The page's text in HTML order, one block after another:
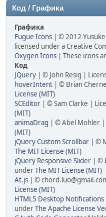
Код / Графика
Графика
Fugue Icons | © 2012
licensed under a Creative
Oxygen Icons | These icons
Код
JQuery | © John Resig |
hoverIntent | © Brian
License (MIT)
SCEditor | © Sam Clarke |
(MIT)
animaDrag | © Abel Mohler |
(MIT)
jQuery Custom Scrollbar | ©
The MIT License (MIT)
jQuery Responsive Slider | ©
underThe MIT License (MIT)
At.js | ©
License (MIT)
HTML5 Desktop Notifications
underThe Apache License